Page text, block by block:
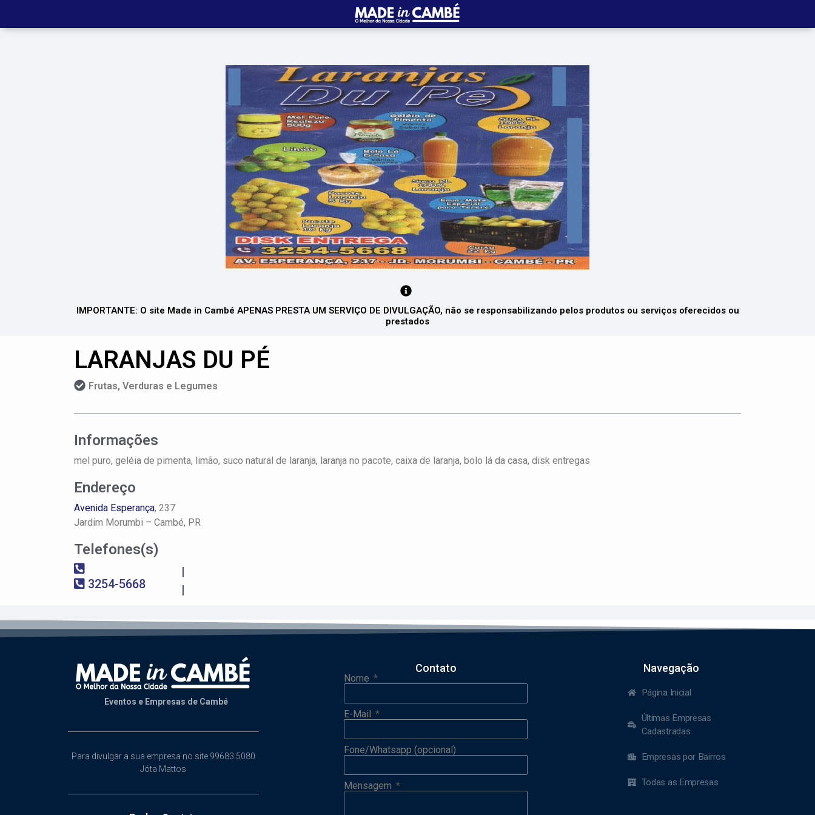
IMPORTANTE: O site Made in Cambé APENAS PRESTA UM SERVIÇO DE DIVULGAÇÃO, não se responsabilizando pelos produtos ou serviços oferecidos ou
prestados
LARANJAS DU PÉ
Frutas, Verduras e Legumes
Informações
mel puro, geléia de pimenta, limão, suco natural de laranja, laranja no pacote, caixa de laranja, bolo lá da casa, disk entregas
Endereço
Avenida Esperança, 237
Jardim Morumbi – Cambé, PR
Telefones(s)
3254-5668
|
|
Eventos e Empresas de Cambé
Para divulgar a sua empresa no site 99683.5080
Jóta Mattos
Contato
Nome
E-Mail
Fone/Whatsapp (opcional)
Mensagem
Navegação
Página Inicial
Últimas Empresas
Cadastradas
Empresas por Bairros
Todas as Empresas